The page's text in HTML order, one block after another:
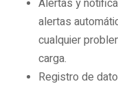
alertas
cualquier
carga.
Registro de